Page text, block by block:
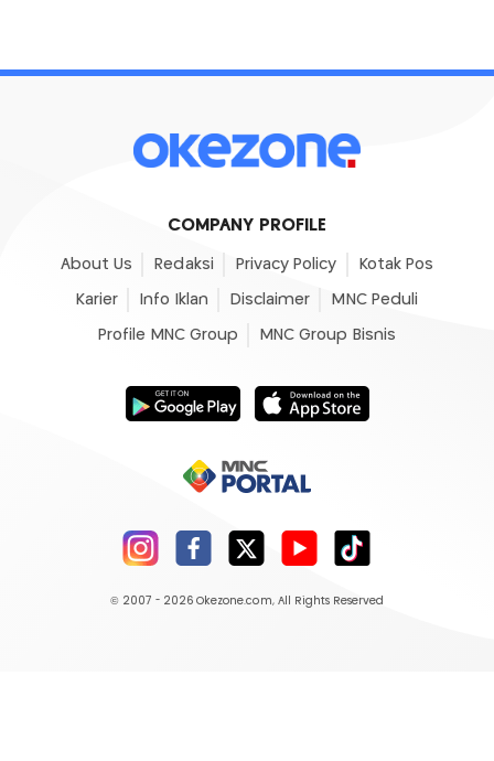
COMPANY PROFILE
About Us Redaksi Privacy Policy Kotak Pos
Karier Info Iklan Disclaimer MNC Peduli
Profile MNC Group MNC Group Bisnis
© 2007 - 2026 Okezone.com, All Rights Reserved